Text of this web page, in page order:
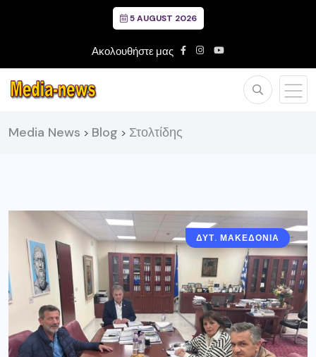
5 AUGUST 2026
Ακολουθήστε μας
Media News > Blog > Στολτίδης
ΔΥΤ. ΜΑΚΕΔΟΝΙΑ